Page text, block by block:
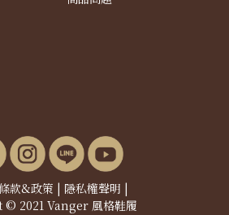
款&政策 | 隱私權聲明 |
2021 Vanger 風格鞋履